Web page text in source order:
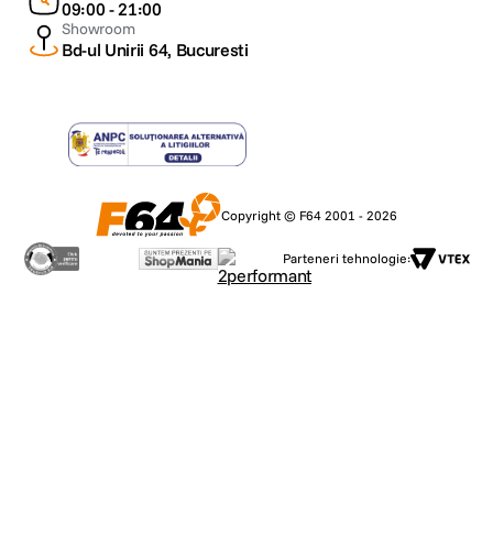
09:00 - 21:00
Showroom
Bd-ul Unirii 64, Bucuresti
Copyright © F64 2001 - 2026
Parteneri tehnologie: